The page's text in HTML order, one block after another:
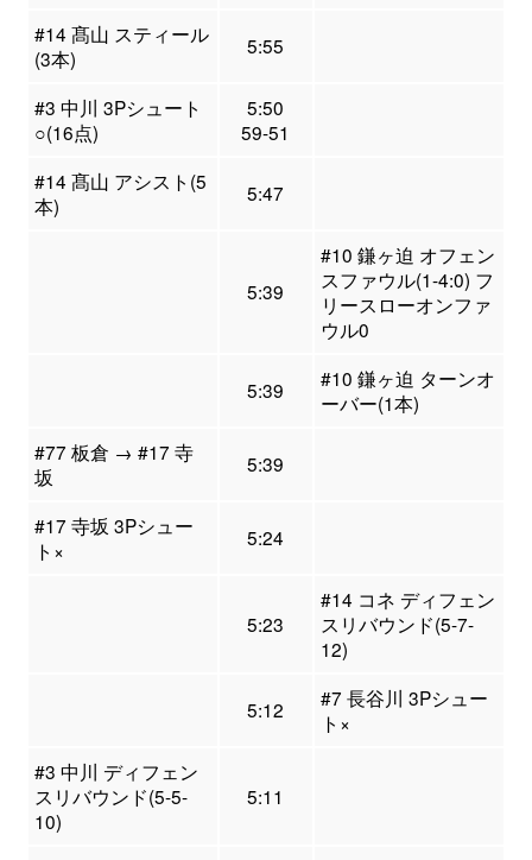
#14 髙山 スティール
(3本)
5:55
#3 中川 3Pシュート
○(16点)
5:50
59-51
#14 髙山 アシスト(5
本)
5:47
5:39
#10 鎌ヶ迫 オフェン
スファウル(1-4:0) フ
リースローオンファ
ウル0
5:39
#10 鎌ヶ迫 ターンオ
ーバー(1本)
#77 板倉 → #17 寺
坂
5:39
#17 寺坂 3Pシュー
ト×
5:24
5:23
#14 コネ ディフェン
スリバウンド(5-7-
12)
5:12
#7 長谷川 3Pシュー
ト×
#3 中川 ディフェン
スリバウンド(5-5-
10)
5:11